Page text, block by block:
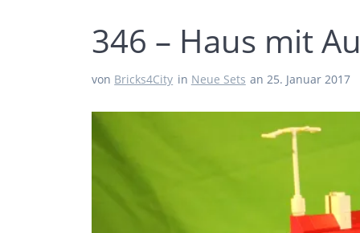
346 – Haus mit
von Bricks4City in Neue Sets an 25. Januar 2017